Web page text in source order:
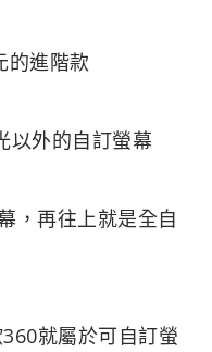
的進階款
以外的自訂螢幕
，再往上就是全自
就屬於可自訂螢